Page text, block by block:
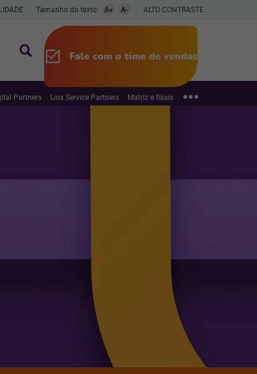
Tamanho do texto: A+ A- ALTO CONTRASTE
Fale com o time de vendas
Partners Linx Service Partners Matriz e filiais